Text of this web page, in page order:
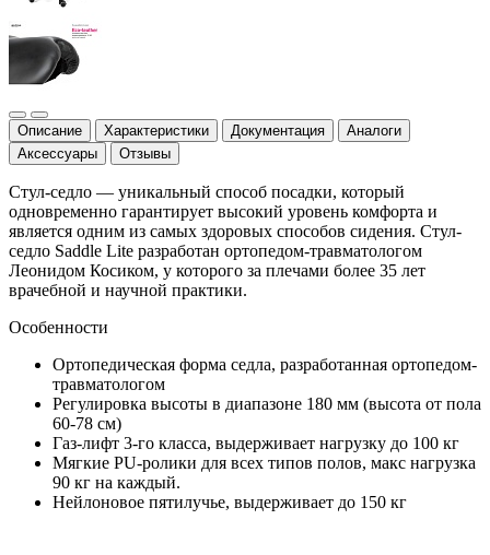
Описание Характеристики Документация
Аналоги
Аксессуары
Отзывы
Стул-седло — уникальный способ посадки, который
одновременно гарантирует высокий уровень комфорта и
является одним из самых здоровых способов сидения. Стул-
седло Saddle Lite разработан ортопедом-травматологом
Леонидом Косиком, у которого за плечами более 35 лет
врачебной и научной практики.
Особенности
Ортопедическая форма седла, разработанная ортопедом-
травматологом
Регулировка высоты в диапазоне 180 мм (высота от пола
60-78 см)
Газ-лифт 3-го класса, выдерживает нагрузку до 100 кг
Мягкие PU-ролики для всех типов полов, макс нагрузка
90 кг на каждый.
Нейлоновое пятилучье, выдерживает до 150 кг